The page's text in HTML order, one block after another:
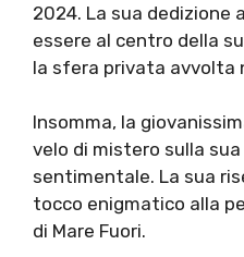
2024. La sua dedizione
essere al centro della
la sfera privata avvolta
Insomma, la
velo di mistero sulla
sentimentale. La sua
tocco enigmatico alla
di Mare Fuori.